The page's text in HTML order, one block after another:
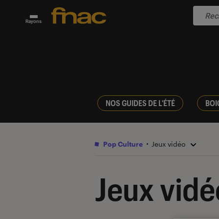
Rayons
NOS GUIDES DE L'ÉTÉ
Pop Culture Jeux vidéo
Jeux